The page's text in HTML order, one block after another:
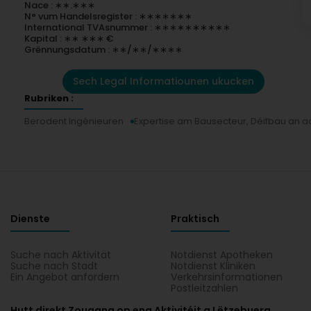
Nace : ∗∗.∗∗∗
N° vum Handelsregister : ∗∗∗∗∗∗∗
International TVAsnummer : ∗∗∗∗∗∗∗∗∗∗
Kapital : ∗∗ ∗∗∗ €
Grënnungsdatum : ∗∗/∗∗/∗∗∗∗
Sech Legal Informatiounen ukucken
Rubriken :
Berodent Ingénieuren
Expertise am Bausecteur, Déifbau an
Dienste
Suche nach Aktivität
Suche nach Stadt
Ein Angebot anfordern
Praktisch
Notdienst Apotheken
Notdienst Kliniken
Verkehrsinformationen
Postleitzahlen